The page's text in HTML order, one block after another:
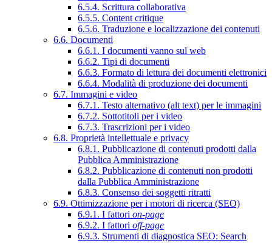
6.5.4. Scrittura collaborativa
6.5.5. Content critique
6.5.6. Traduzione e localizzazione dei contenuti
6.6. Documenti
6.6.1. I documenti vanno sul web
6.6.2. Tipi di documenti
6.6.3. Formato di lettura dei documenti elettronici
6.6.4. Modalità di produzione dei documenti
6.7. Immagini e video
6.7.1. Testo alternativo (alt text) per le immagini
6.7.2. Sottotitoli per i video
6.7.3. Trascrizioni per i video
6.8. Proprietà intellettuale e privacy
6.8.1. Pubblicazione di contenuti prodotti dalla
Pubblica Amministrazione
6.8.2. Pubblicazione di contenuti non prodotti
dalla Pubblica Amministrazione
6.8.3. Consenso dei soggetti ritratti
6.9. Ottimizzazione per i motori di ricerca (SEO)
6.9.1. I fattori on-page
6.9.2. I fattori off-page
6.9.3. Strumenti di diagnostica SEO: Search